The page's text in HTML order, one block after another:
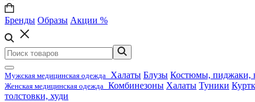
Бренды Образы Акции %
Мужская медицинская одежда Халаты Блузы Костюмы, пиджаки,
Женская медицинская одежда Комбинезоны Халаты Туники
толстовки, худи